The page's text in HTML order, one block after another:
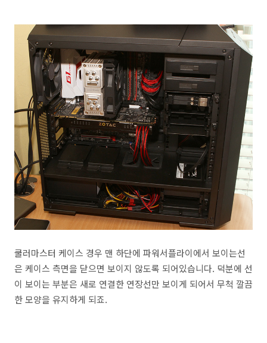
쿨러마스터 케이스 경우 맨 하단에 파워서플라이에서 보이는선
은 케이스 측면을 닫으면 보이지 않도록 되어있습니다. 덕분에 선
이 보이는 부분은 새로 연결한 연장선만 보이게 되어서 무척 깔끔
한 모양을 유지하게 되죠.